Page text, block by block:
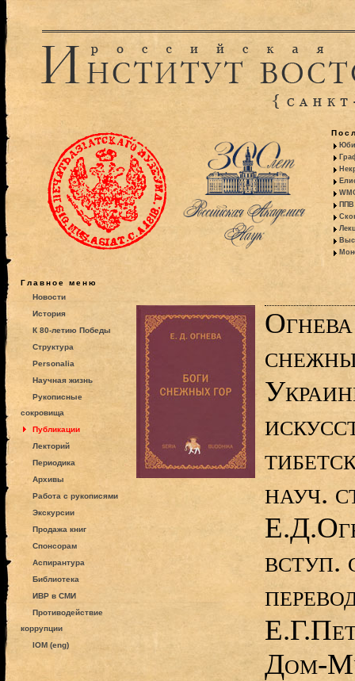
ППВ
Главное меню
Новости
История
К 80-летию Победы
Структура
Personalia
Научная жизнь
Рукописные
сокровища
Публикации
Лекторий
Периодика
Архивы
Работа с рукописями
Экскурсии
Продажа книг
Спонсорам
Аспирантура
Библиотека
ИВР в СМИ
Противодействие
коррупции
IOM (eng)
науч.
вступ.
Дом-